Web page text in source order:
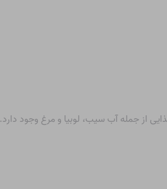
از جمله آب سیب، لوبیا و مرغ وجود دارد.